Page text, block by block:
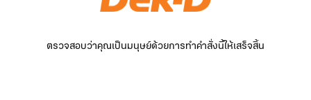
ตรวจสอบว่าคุณเป็นมนุษย์ด้วยการทำคำสั่งนี้ให้เสร็จสิ้น